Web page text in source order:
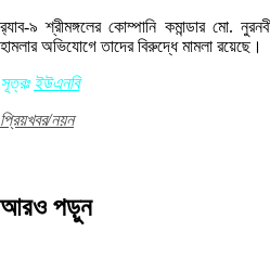
র‌্যাব-৯ শ্রীমঙ্গলের কোম্পানি কমান্ডার মো.
হামলার অভিযোগে তাদের বিরুদ্ধে মামলা রয়েছে।
সূত্রঃ ইউএনবি
প্রিয়খবর/নয়ন
আরও পড়ুন